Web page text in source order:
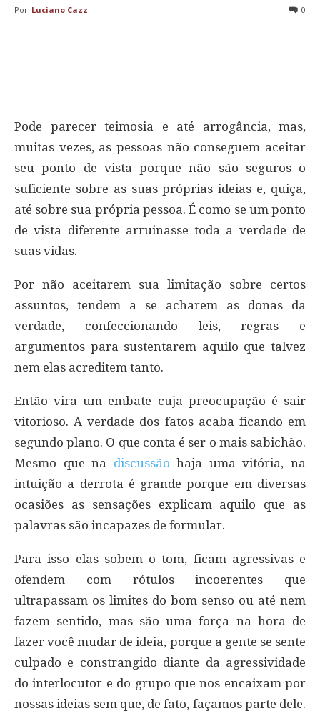
Por Luciano Cazz - 0
Pode parecer teimosia e até arrogância, mas,
muitas vezes, as pessoas não conseguem aceitar
seu ponto de vista porque não são seguros o
suficiente sobre as suas próprias ideias e, quiça,
até sobre sua própria pessoa. É como se um ponto
de vista diferente arruinasse toda a verdade de
suas vidas.
Por não aceitarem sua limitação sobre certos
assuntos, tendem a se acharem as donas da
verdade, confeccionando leis, regras e
argumentos para sustentarem aquilo que talvez
nem elas acreditem tanto.
Então vira um embate cuja preocupação é sair
vitorioso. A verdade dos fatos acaba ficando em
segundo plano. O que conta é ser o mais sabichão.
Mesmo que na discussão haja uma vitória, na
intuição a derrota é grande porque em diversas
ocasiões as sensações explicam aquilo que as
palavras são incapazes de formular.
Para isso elas sobem o tom, ficam agressivas e
ofendem com rótulos incoerentes que
ultrapassam os limites do bom senso ou até nem
fazem sentido, mas são uma força na hora de
fazer você mudar de ideia, porque a gente se sente
culpado e constrangido diante da agressividade
do interlocutor e do grupo que nos encaixam por
nossas ideias sem que, de fato, façamos parte dele.